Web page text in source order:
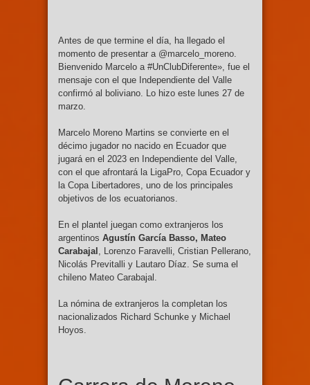
Antes de que termine el día, ha llegado el
momento de presentar a @marcelo_moreno.
Bienvenido Marcelo a #UnClubDiferente», fue el
mensaje con el que Independiente del Valle
confirmó al boliviano. Lo hizo este lunes 27 de
marzo.
Marcelo Moreno Martins se convierte en el
décimo jugador no nacido en Ecuador que
jugará en el 2023 en Independiente del Valle,
con el que afrontará la LigaPro, Copa Ecuador y
la Copa Libertadores, uno de los principales
objetivos de los ecuatorianos.
En el plantel juegan como extranjeros los
argentinos Agustín García Basso, Mateo
Carabajal
, Lorenzo Faravelli, Cristian Pellerano,
Nicolás Previtalli y Lautaro Díaz. Se suma el
chileno Mateo Carabajal.
La nómina de extranjeros la completan los
nacionalizados Richard Schunke y Michael
Hoyos.